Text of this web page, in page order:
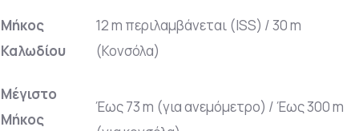
Μήκος
Καλωδίου
12 m περιλαμβάνεται (ISS) / 30 m
(Κονσόλα)
Μέγιστο
Μήκος
Έως 73 m (για ανεμόμετρο) / Έως 300 m